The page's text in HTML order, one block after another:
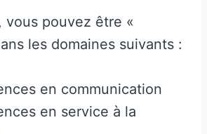
vous pouvez être «
les domaines suivants :
en communication
en service à la